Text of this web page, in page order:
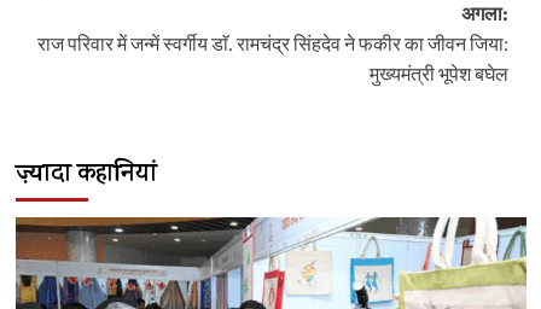
अगला:
राज परिवार में जन्में स्वर्गीय डाॅ. रामचंद्र सिंहदेव ने फकीर का जीवन जिया:
मुख्यमंत्री भूपेश बघेल
ज़्यादा कहानियां